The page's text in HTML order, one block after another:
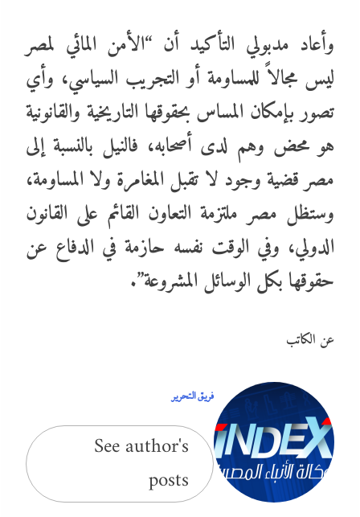
وأعاد مدبولي التأكيد أن “الأمن المائي لمصر
ليس مجالاً للمساومة أو التجريب السياسي، وأي
تصور بإمكان المساس بحقوقها التاريخية والقانونية
هو محض وهم لدى أصحابه، فالنيل بالنسبة إلى
مصر قضية وجود لا تقبل المغامرة ولا المساومة،
وستظل مصر ملتزمة التعاون القائم على القانون
الدولي، وفي الوقت نفسه حازمة في الدفاع عن
حقوقها بكل الوسائل المشروعة”.
عن الكاتب
فريق التحرير
See author's
posts